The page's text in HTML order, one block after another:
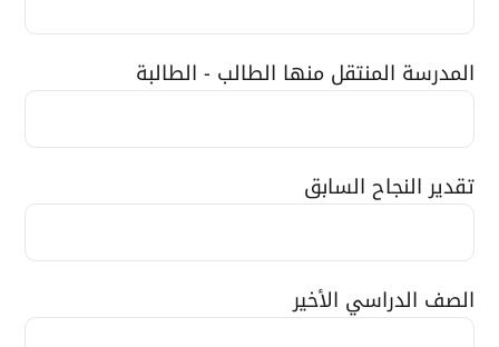
المدرسة المنتقل منها الطالب - الطالبة
تقدير النجاح السابق
الصف الدراسي الأخير